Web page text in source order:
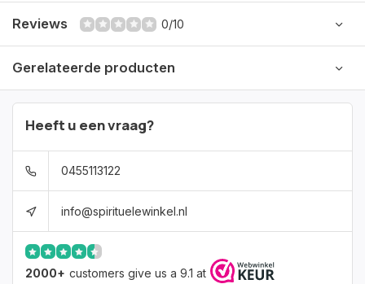
Reviews 0/10
Gerelateerde producten
Heeft u een vraag?
0455113122
info@spirituelewinkel.nl
2000+ customers give us a 9.1 at